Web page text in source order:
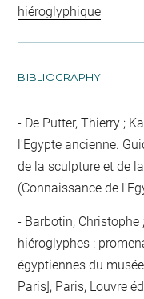
hiéroglyphique
BIBLIOGRAPHY
De Putter, Thierry ;
l'Egypte ancienne.
de la sculpture et de
(Connaissance de
Barbotin, Christophe
hiéroglyphes :
égyptiennes du
Paris], Paris, Louvre